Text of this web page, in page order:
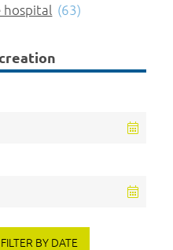
(63)
FILTER BY DATE